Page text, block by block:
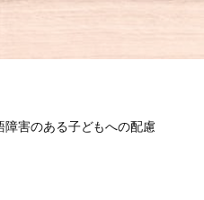
障害のある子どもへの配慮